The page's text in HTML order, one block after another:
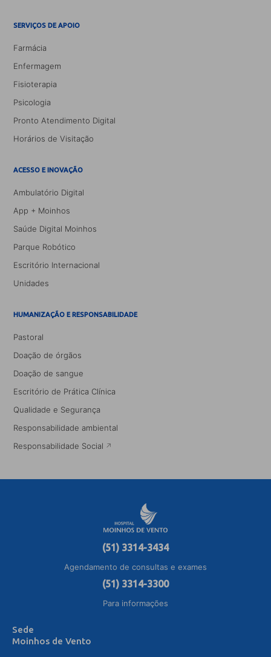
SERVIÇOS DE APOIO
Farmácia
Enfermagem
Fisioterapia
Psicologia
Pronto Atendimento Digital
Horários de Visitação
ACESSO E INOVAÇÃO
Ambulatório Digital
App + Moinhos
Saúde Digital Moinhos
Parque Robótico
Escritório Internacional
Unidades
HUMANIZAÇÃO E RESPONSABILIDADE
Pastoral
Doação de órgãos
Doação de sangue
Escritório de Prática Clínica
Qualidade e Segurança
Responsabilidade ambiental
Responsabilidade Social
(51) 3314-3434
Agendamento de consultas e exames
(51) 3314-3300
Para informações
Sede
Moinhos de Vento